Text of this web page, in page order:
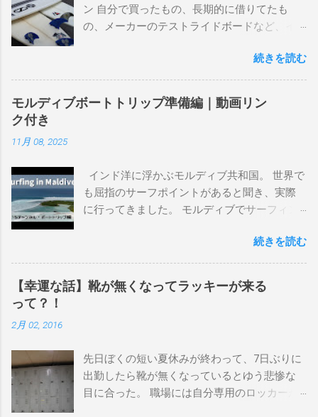
ン 自分で買ったもの、長期的に借りてたも
の、メーカーのテストライドボードなど、イ
を書き残しているページです。 記録と残して
るので、過去のボードたちはもうすでに人に
譲って、手元に無いのがほとんどだけど。 色
んなサーフボードに乗って、サーフィンの世
ーメイドビーチ 最もロングライドしてきたポ
イント スナッパー、レインボーベイ、グリ
ーンマウント、クーリービーチ、キラ、レノ
狙っているポイント バーレー、キラ、レイ
ンボーベイ、クーリービーチ 絶対に入りたい
ポイント ベルズビーチ、グレートオーシャ
ナチュラル DHD DX-1
5'10"×18'3/8×2'3/16 Glassing Team 4×4
Extra Toe patch FCS Dacy 6'0 Nick Maz 5'5"×
18'7/8"×2'5/18 FCS 375mm 295mm Firewire
続きを読む
モルディブボートトリップ準備編｜動画リン
ク付き
11月 08, 2025
インド洋に浮かぶモルディブ共和国。 世界で
も屈指のサーフポイントがあると聞き、実際
に行ってきました。 モルディブでサーフィン
テルやリゾートに滞在して目の前のブレイク
を独占するスタイル。もうひとつが、複数の
ポイントを巡る「ボートトリップ」です。 今
回はそのボートトリップで、時間と空間の贅
系YouTubeチャンネル「よういちチャンネル
Spirit Kooks」と、国内外のサーフトリップ専
門旅行会社「Geekoutトラベル」さんとのコラ
続きを読む
【幸運な話】靴が無くなってラッキーが来る
って？！
2月 02, 2016
先日ぼくの短い夏休みが終わって、7日ぶりに
出勤したら靴が無くなっているとゆう悲惨な
目に合った。 職場には自分専用のロッカーが